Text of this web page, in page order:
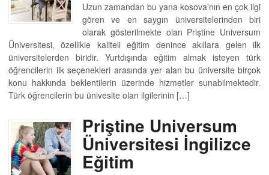
Uzun zamandan bu yana kosova’nın en çok ilgi
gören ve en saygın üniversitelerinden biri
olarak gösterilmekte olan Priştine Universum
Üniversitesi, özellikle kaliteli eğitim denince akıllara gelen ilk
üniversitelerden biridir. Yurtdışında eğitim almak isteyen türk
öğrencilerin ilk seçenekleri arasında yer alan bu üniversite birçok
konu hakkında beklentilerin üzerinde hizmetler sunabilmektedir.
Türk öğrencilerin bu ünivesite olan ilgilerinin […]
Priştine Universum
Üniversitesi İngilizce
Eğitim